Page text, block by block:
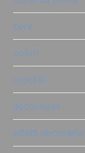
cere
colori
crackle
decoratrici
effetti decorativi